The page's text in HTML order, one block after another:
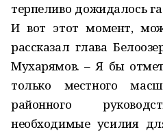
терпеливо дожидалось
И вот этот момент,
рассказал глава
Мухарямов. – Я бы
только местного
районного
необходимые усилия